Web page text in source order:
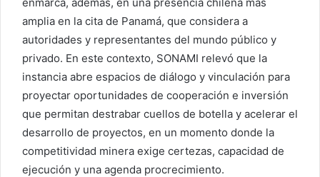
amplia en la cita de Panamá, que considera a
autoridades y representantes del mundo público y
privado. En este contexto, SONAMI relevó que la
instancia abre espacios de diálogo y vinculación para
proyectar oportunidades de cooperación e inversión
que permitan destrabar cuellos de botella y acelerar el
desarrollo de proyectos, en un momento donde la
competitividad minera exige certezas, capacidad de
ejecución y una agenda procrecimiento.